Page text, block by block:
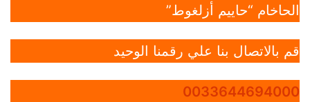
الحاخام “حاييم أزلغوط”
قم بالاتصال بنا علي رقمنا الوحيد
0033644694000